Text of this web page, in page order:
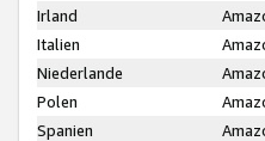
Irland
Italien
Niederlande
Polen
Spanien